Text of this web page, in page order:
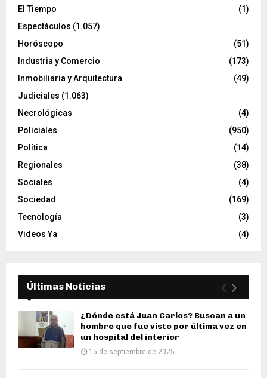
El Tiempo
(1)
Espectáculos (1.057)
Horóscopo
(51)
Industria y Comercio
(173)
Inmobiliaria y Arquitectura
(49)
Judiciales (1.063)
Necrológicas
(4)
Policiales
(950)
Política
(14)
Regionales
(38)
Sociales
(4)
Sociedad
(169)
Tecnología
(3)
Videos Ya
(4)
Últimas Noticias
¿Dónde está Juan Carlos? Buscan a un
hombre que fue visto por última vez en
un hospital del interior
15 de septiembre de 2025